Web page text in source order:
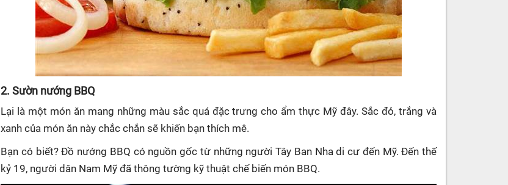
2. Sườn nướng BBQ
Lại là một món ăn mang những màu sắc quá đặc trưng cho ẩm thực Mỹ đây. Sắc đỏ, trắng và
xanh của món ăn này chắc chắn sẽ khiến bạn thích mê.
Bạn có biết? Đồ nướng BBQ có nguồn gốc từ những người Tây Ban Nha di cư đến Mỹ. Đến thế
kỷ 19, người dân Nam Mỹ đã thông tường kỹ thuật chế biến món BBQ.